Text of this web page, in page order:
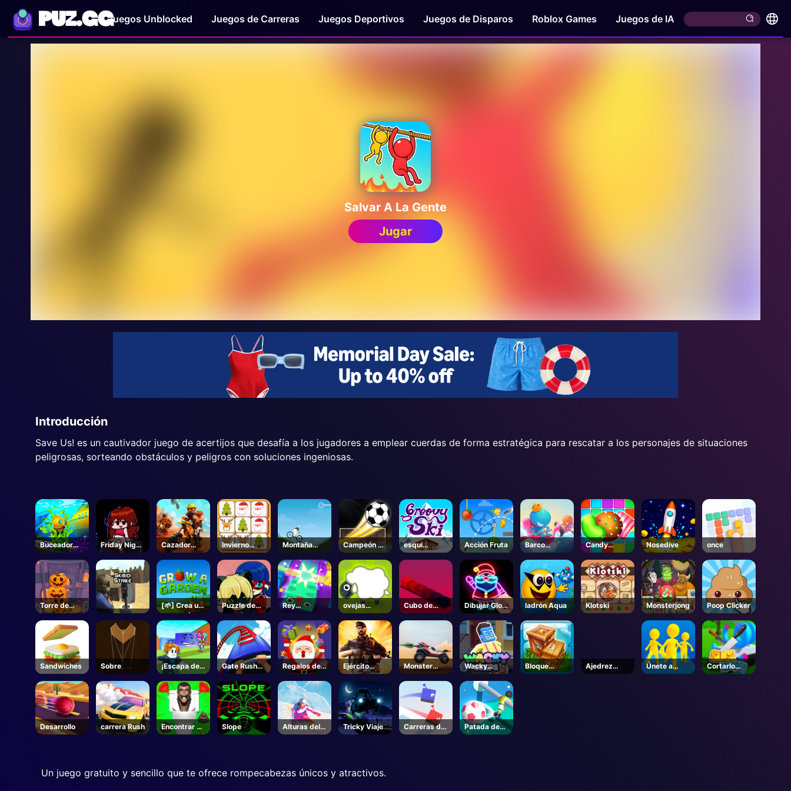
PUZ.GGJuegos Unblocked Juegos de Carreras Juegos Deportivos Juegos de Disparos Roblox Games Juegos de IA
Salvar A La Gente
Jugar
Introducción
Save Us! es un cautivador juego de acertijos que desafía a los jugadores a emplear cuerdas de forma estratégica para rescatar a los personajes de situaciones
peligrosas, sorteando obstáculos y peligros con soluciones ingeniosas.
Buceador
Fancy
Friday Night
Funkin -
Unblocked
Juegos
Online
Cazador
Moto
Invierno
Navidad
Mahjong
Montaña
Rider
Campeón de
fútbol
esquí
Groovy
Acción Fruta
Barco
golpeando
fuera
Candy
Fiesta
Nosedive once
Torre de
Calabaza
Halloween
[🌱] Crea un
Jardin 🌶️-
Roblox
Puzzle de
caza de
mariposa
Rey
Serpiente
ovejas
ovejas
Cubo de
color
Dibujar Glow
Navidad
Dibujar
Color
ladrón Aqua Klotski Monsterjong Poop Clicker
Sandwiches Sobre
¡Escapa del
Tsunami por
Brainrots! -
Roblox
Gate Rusher
en línea
Regalos de
Navidad
Cayendo
Ejército
disparo
Monster
Wheels
Apocalipsis
Wacky
Bloque
apilado
Ajedrez
Junior
Únete a
Clash 3D en
Cortarlo
todo
Desarrollo carrera Rush
Encontrar el
siguiente
Slope
Alturas del
Norte
Tricky Viaje
Carreras de
Nieve.io
Patada de
fútbol
Un juego gratuito y sencillo que te ofrece rompecabezas únicos y atractivos.